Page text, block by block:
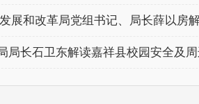
展和改革局党组书记、局长薛以房
局长石卫东解读嘉祥县校园安全及